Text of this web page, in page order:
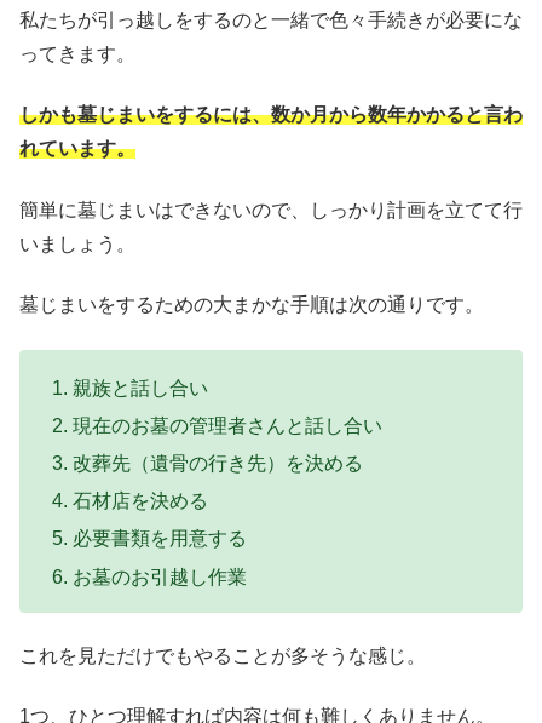
私たちが引っ越しをするのと一緒で色々手続きが必要にな
ってきます。
しかも墓じまいをするには、数か月から数年かかると言わ
れています。
簡単に墓じまいはできないので、しっかり計画を立てて行
いましょう。
墓じまいをするための大まかな手順は次の通りです。
親族と話し合い
現在のお墓の管理者さんと話し合い
改葬先（遺骨の行き先）を決める
石材店を決める
必要書類を用意する
お墓のお引越し作業
これを見ただけでもやることが多そうな感じ。
1つ、ひとつ理解すれば内容は何も難しくありません。